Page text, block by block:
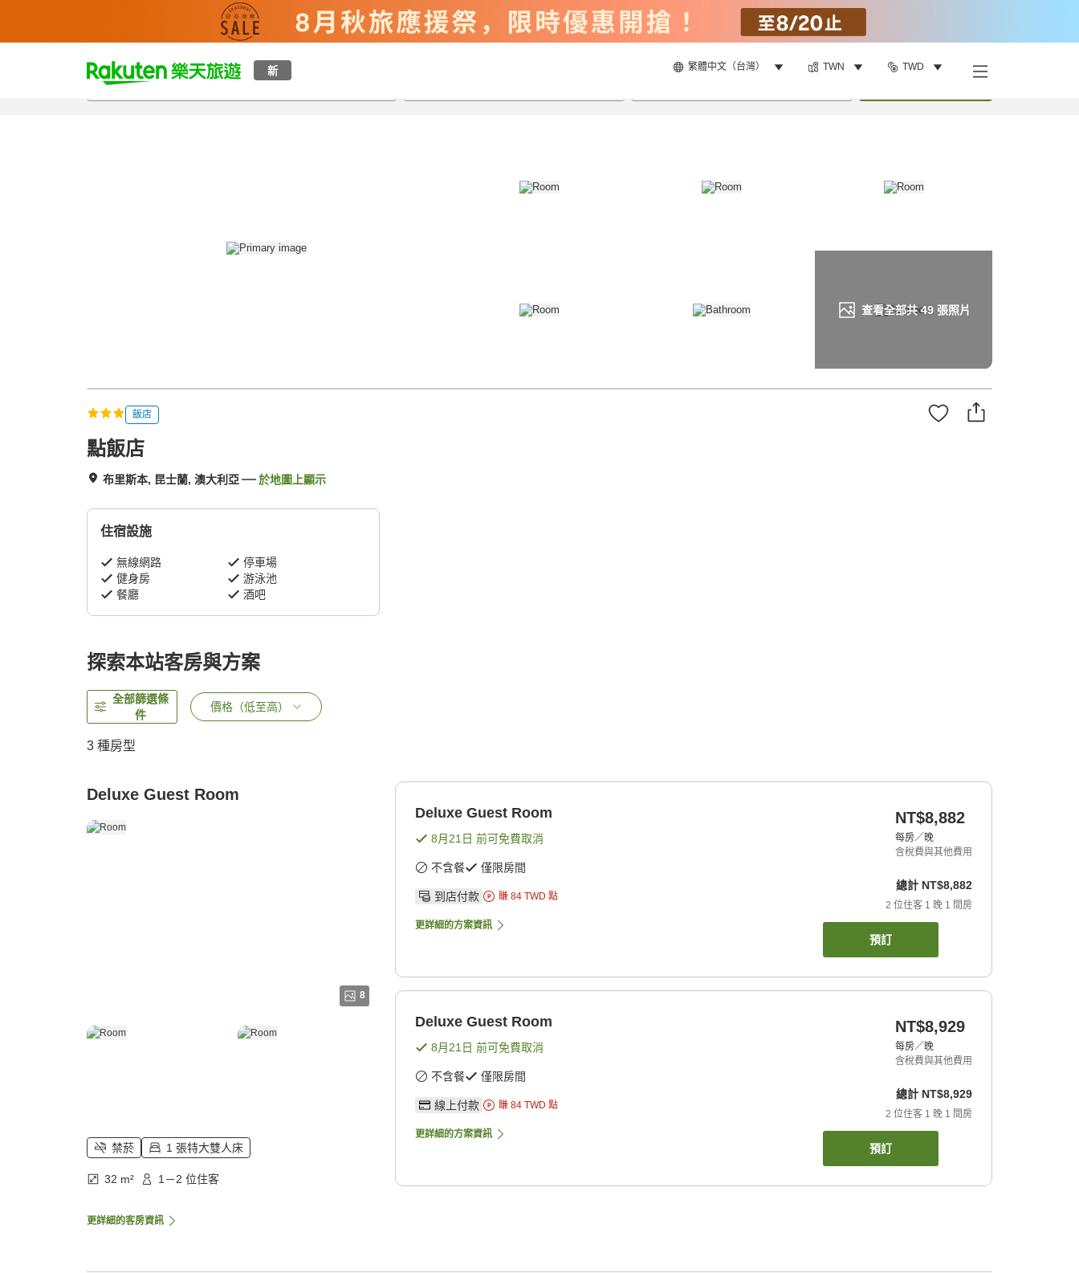
新 繁體中文（台灣） TWN TWD
t
p
查看全部共49張照片
總覽客房與方案評語設施
飯店
點飯店
布里斯本, 昆士蘭, 澳大利亞 於地圖上顯示
住宿設施
無線網路
停車場
健身房
游泳池
餐廳
酒吧
探索本站客房與方案
全部篩選條
件
價格（低至高）
3 種房型
Deluxe Guest Room
8
禁菸 1 張特大雙人床
32 m² 1－2 位住客
更詳細的客房資訊
Deluxe Guest Room
8月21日 前可免費取消
不含餐 僅限房間
到店付款 賺 84 TWD 點
更詳細的方案資訊
NT$8,882
每房／晚
含稅費與其他費用
總計 NT$8,882
2 位住客 1 晚 1 間房
預訂
Deluxe Guest Room
8月21日 前可免費取消
不含餐 僅限房間
線上付款 賺 84 TWD 點
更詳細的方案資訊
NT$8,929
每房／晚
含稅費與其他費用
總計 NT$8,929
2 位住客 1 晚 1 間房
預訂